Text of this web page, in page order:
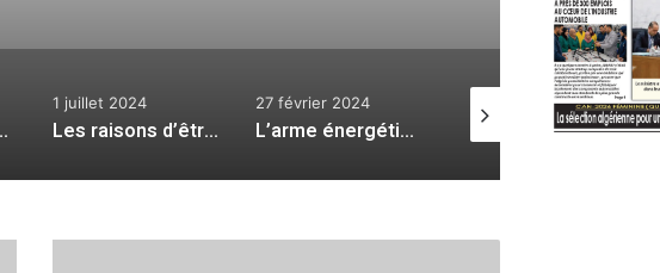
abois
1 juillet 2024
Les raisons d’être fiers
27 février 2024
L’arme énergétique
7 janvier 2023
Pétrole, travail et richesse